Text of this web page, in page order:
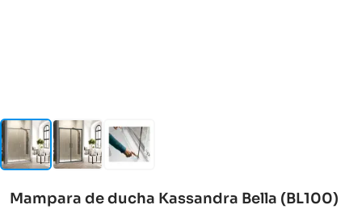
Mampara de ducha Kassandra Bella (BL100)